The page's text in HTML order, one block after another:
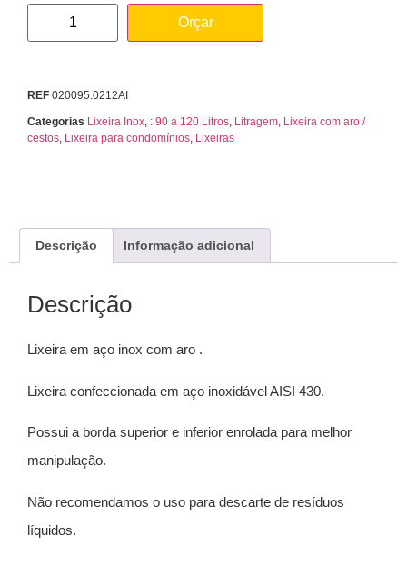
Orçar
REF 020095.0212AI
Categorias Lixeira Inox, : 90 a 120 Litros, Litragem, Lixeira com aro /
cestos, Lixeira para condomínios, Lixeiras
Descrição Informação adicional
Descrição
Lixeira em aço inox com aro .
Lixeira confeccionada em aço inoxidável AISI 430.
Possui a borda superior e inferior enrolada para melhor
manipulação.
Não recomendamos o uso para descarte de resíduos
líquidos.